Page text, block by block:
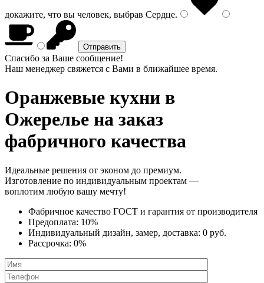
докажите, что вы человек, выбрав Сердце.
Спасибо за Ваше сообщение!
Наш менеджер свяжется с Вами в ближайшее время.
Оранжевые кухни в
Ожерелье на заказ
фабричного качества
Идеальные решения от эконом до премиум.
Изготовление по индивидуальным проектам —
воплотим любую вашу мечту!
Фабричное качество ГОСТ и гарантия от производителя
Предоплата: 10%
Индивидуальный дизайн, замер, доставка: 0 руб.
Рассрочка: 0%